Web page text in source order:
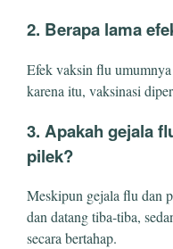
2. Berapa lama
Efek vaksin flu
karena itu, vaksinasi
3. Apakah gejala
pilek?
Meskipun gejala flu dan
dan datang tiba-tiba,
secara bertahap.